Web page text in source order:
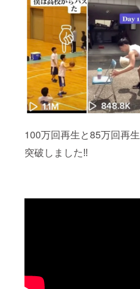
100万回再生と85万回再生
突破しました‼️